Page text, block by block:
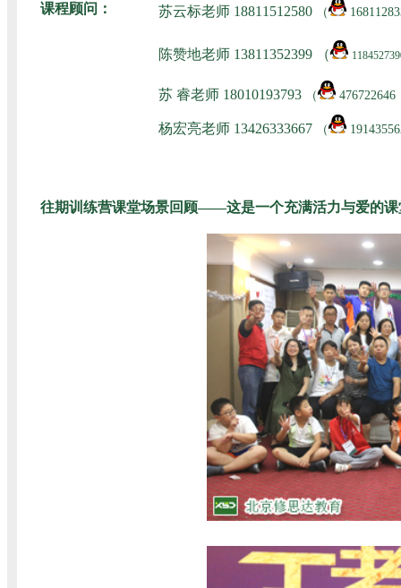
课程顾问： 苏云标老师 18811512580 （
陈赞地老师 13811352399 （
苏 睿老师 18010193793 （
杨宏亮老师 13426333667 （
往期训练营课堂场景回顾——这是一个充满活力与爱的课